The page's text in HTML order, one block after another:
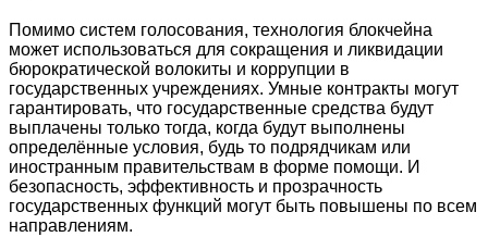
Помимо систем голосования, технология блокчейна
может использоваться для сокращения и ликвидации
бюрократической волокиты и коррупции в
государственных учреждениях. Умные контракты могут
гарантировать, что государственные средства будут
выплачены только тогда, когда будут выполнены
определённые условия, будь то подрядчикам или
иностранным правительствам в форме помощи. И
безопасность, эффективность и прозрачность
государственных функций могут быть повышены по всем
направлениям.